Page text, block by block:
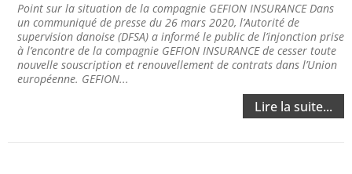
Point sur la situation de la compagnie GEFION INSURANCE Dans
un communiqué de presse du 26 mars 2020, l’Autorité de
supervision danoise (DFSA) a informé le public de l’injonction prise
à l’encontre de la compagnie GEFION INSURANCE de cesser toute
nouvelle souscription et renouvellement de contrats dans l’Union
européenne. GEFION...
Lire la suite...